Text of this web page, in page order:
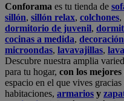
Conforama es tu tienda de
sillón, sillón relax, colchones,
dormitorio de juvenil,
cocinas a medida, decoración
microondas, lavavajillas,
Descubre nuestra amplia
para tu hogar, con los
espacio en el que vives gracias
habitaciones, armarios y